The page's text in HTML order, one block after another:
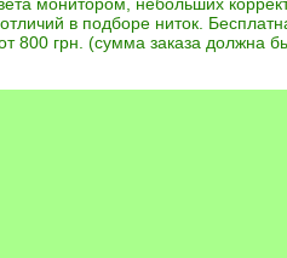
монитором, небольших
в подборе ниток.
800 грн. (сумма заказа должна